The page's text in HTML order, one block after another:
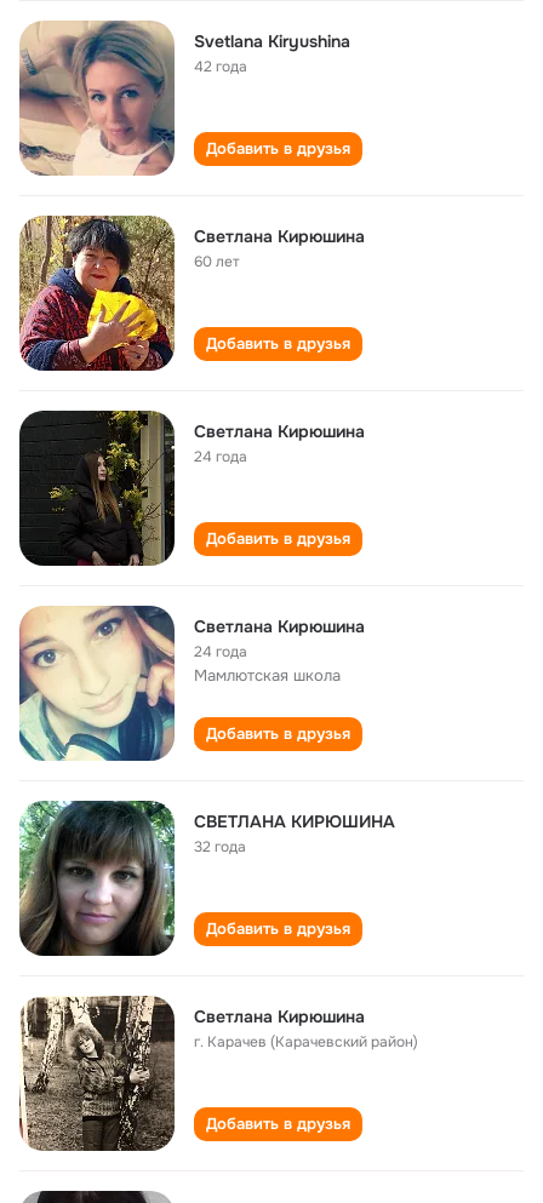
Svetlana Kiryushina
42 года
Добавить в друзья
Светлана Кирюшина
60 лет
Добавить в друзья
Светлана Кирюшина
24 года
Добавить в друзья
Светлана Кирюшина
24 года
Мамлютская школа
Добавить в друзья
СВЕТЛАНА КИРЮШИНА
32 года
Добавить в друзья
Светлана Кирюшина
г. Карачев (Карачевский район)
Добавить в друзья